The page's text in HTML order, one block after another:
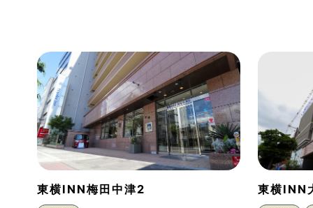
東横INN梅田中津2 東横INN